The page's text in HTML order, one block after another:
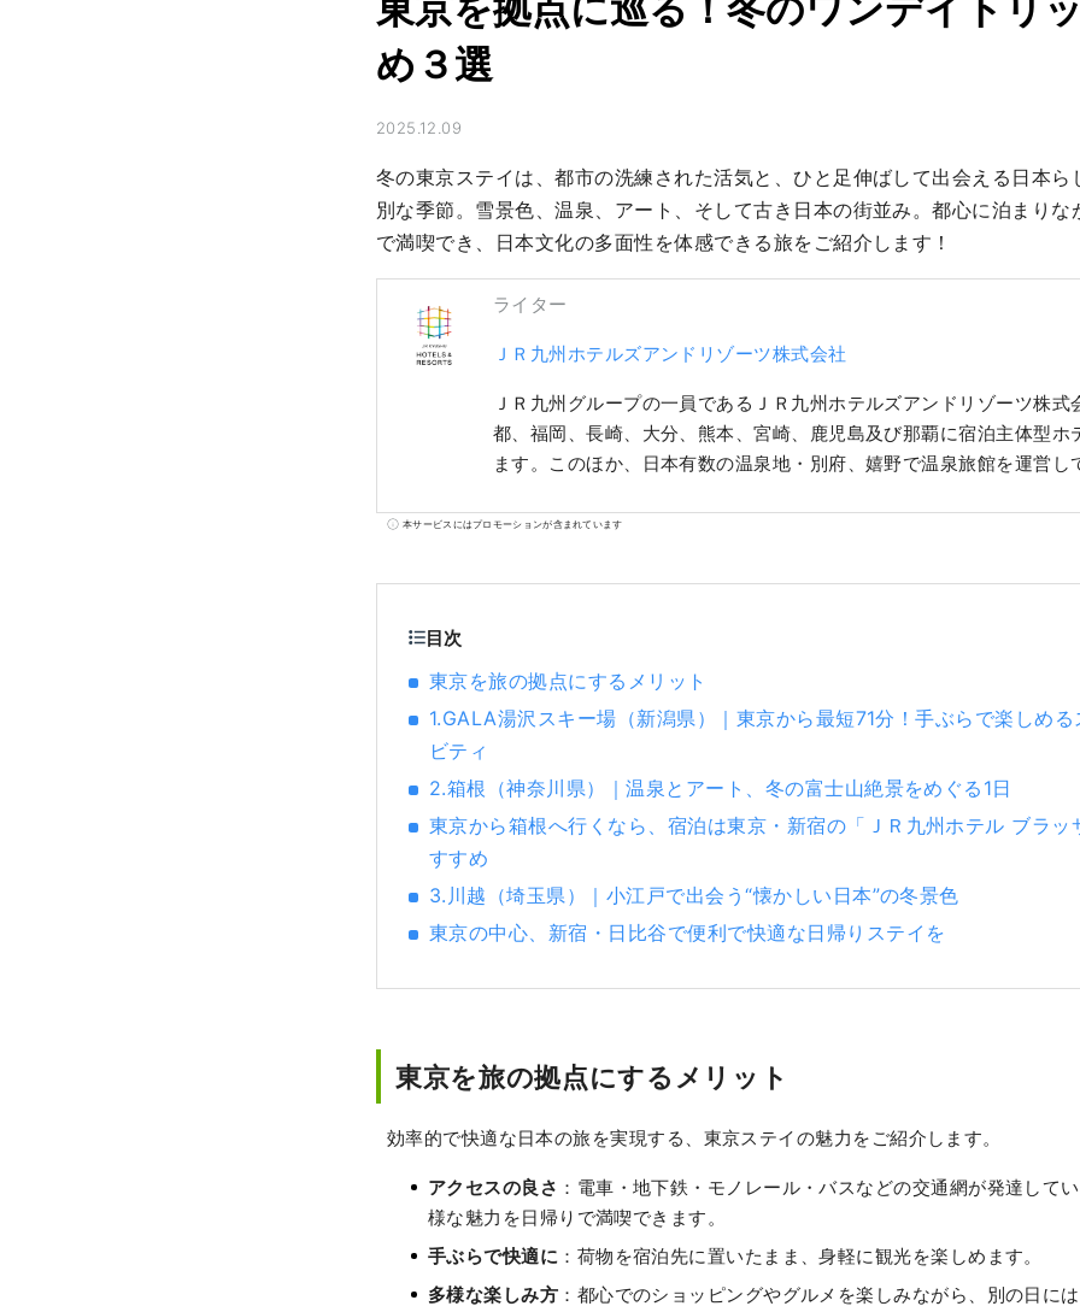
め３選
2025.12.09
冬の東京ステイは、都市の洗練された活気と、ひと足伸ばして出会える日本ら
別な季節。雪景色、温泉、アート、そして古き日本の街並み。都心に泊まりな
で満喫でき、日本文化の多面性を体感できる旅をご紹介します！
ライター
ＪＲ九州ホテルズアンドリゾーツ株式会社
ＪＲ九州グループの一員であるＪＲ九州ホテルズアンドリゾーツ株式
都、福岡、長崎、大分、熊本、宮崎、鹿児島及び那覇に宿泊主体型ホ
ます。このほか、日本有数の温泉地・別府、嬉野で温泉旅館を運営し
本サービスにはプロモーションが含まれています
目次
東京を旅の拠点にするメリット
1.GALA湯沢スキー場（新潟県）｜東京から最短71分！手ぶらで楽しめ
ビティ
2.箱根（神奈川県）｜温泉とアート、冬の富士山絶景をめぐる1日
東京から箱根へ行くなら、宿泊は東京・新宿の「ＪＲ九州ホテル ブラッ
すすめ
3.川越（埼玉県）｜小江戸で出会う“懐かしい日本”の冬景色
東京の中心、新宿・日比谷で便利で快適な日帰りステイを
東京を旅の拠点にするメリット
効率的で快適な日本の旅を実現する、東京ステイの魅力をご紹介します。
アクセスの良さ ：電車・地下鉄・モノレール・バスなどの交通網が発達して
様な魅力を日帰りで満喫できます。
手ぶらで快適に ：荷物を宿泊先に置いたまま、身軽に観光を楽しめます。
多様な楽しみ方 ：都心でのショッピングやグルメを楽しみながら、別の日に